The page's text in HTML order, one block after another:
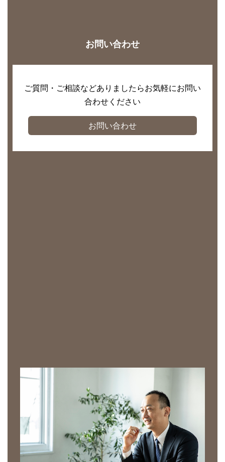
お問い合わせ
ご質問・ご相談などありましたらお気軽にお問い
合わせください
お問い合わせ